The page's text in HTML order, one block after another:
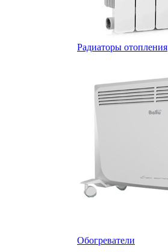
Радиаторы отопления
Обогреватели